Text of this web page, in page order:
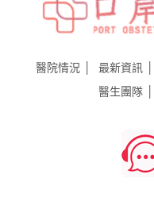
醫院情況 最新資訊
醫生團隊